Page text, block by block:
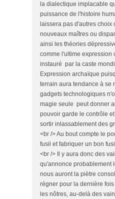
la dialectique implacable
puissance de l'histoire
laissera pas d'autres
nouveaux maîtres ou
ainsi les théories
comme l'ultime expression
instauré par la caste
Expression archaïque
terrain aura tendance à se
gadgets technologiques
magie seule peut donner
pouvoir garde le contrôle
sortir inlassablement des
<br /> Au bout compte le
fusil et fabriquer un bon
<br /> Il y aura donc des
qu'annonce probablement
nous auront la piètre
régner pour la dernière
les nôtres, au-delà des